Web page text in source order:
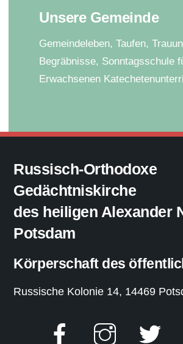
Unsere Gemeinde
Gemeindeleben, Taufen,
Begräbnisse, Sonntagsschule
Erwachsenen
Russisch-Orthodoxe
Gedächtniskirche
des heiligen Alexander
Potsdam
Körperschaft des
Russische Kolonie 14, 14469